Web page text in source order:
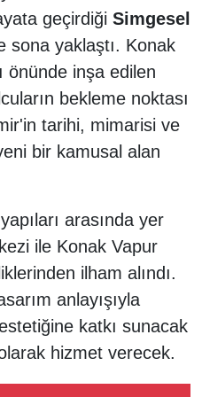
geçirdiği Simgesel
sona yaklaştı. Konak
önünde inşa edilen
bekleme noktası
tarihi, mimarisi ve
bir kamusal alan
arasında yer
ile Konak Vapur
ilham alındı.
anlayışıyla
katkı sunacak
hizmet verecek.